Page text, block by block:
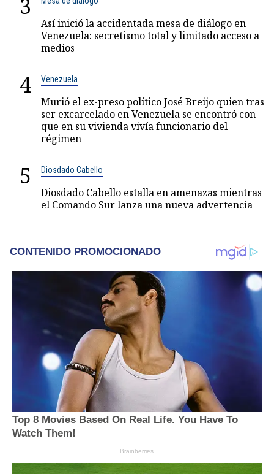
3
Así inició la accidentada mesa de diálogo en
Venezuela: secretismo total y limitado acceso a
medios
4 Venezuela
Murió el ex-preso político José Breijo quien tras
ser excarcelado en Venezuela se encontró con
que en su vivienda vivía funcionario del
régimen
5 Diosdado Cabello
Diosdado Cabello estalla en amenazas mientras
el Comando Sur lanza una nueva advertencia